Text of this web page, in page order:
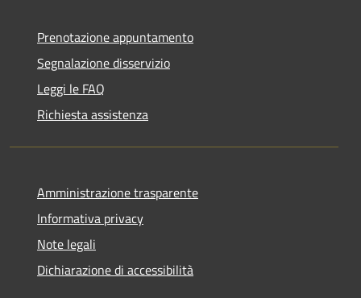
Prenotazione appuntamento
Segnalazione disservizio
Leggi le FAQ
Richiesta assistenza
Amministrazione trasparente
Informativa privacy
Note legali
Dichiarazione di accessibilità